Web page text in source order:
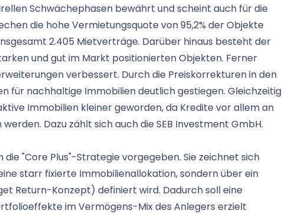
Schwächephasen bewährt und scheint auch für die
die hohe Vermietungsquote von 95,2% der Objekte
2.405 Mietverträge. Darüber hinaus besteht der
und gut im Markt positionierten Objekten. Ferner
verbessert. Durch die Preiskorrekturen in den
für nachhaltige Immobilien deutlich gestiegen. Gleichzeitig
Immobilien kleiner geworden, da Kredite vor allem an
Dazu zählt sich auch die SEB Investment GmbH.
die "Core Plus"-Strategie vorgegeben. Sie zeichnet sich
starr fixierte Immobilienallokation, sondern über ein
Return-Konzept) definiert wird. Dadurch soll eine
im Vermögens-Mix des Anlegers erzielt